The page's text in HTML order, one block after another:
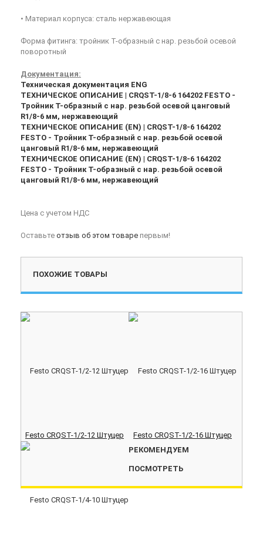
• Материал корпуса: сталь нержавеющая
Форма фитинга: тройник T-образный с нар. резьбой осевой
поворотный
Документация:
Техническая документация ENG
ТЕХНИЧЕСКОЕ ОПИСАНИЕ | CRQST-1/8-6 164202 FESTO -
Тройник T-образный с нар. резьбой осевой цанговый
R1/8-6 мм, нержавеющий
ТЕХНИЧЕСКОЕ ОПИСАНИЕ (EN) | CRQST-1/8-6 164202
FESTO - Тройник T-образный с нар. резьбой осевой
цанговый R1/8-6 мм, нержавеющий
ТЕХНИЧЕСКОЕ ОПИСАНИЕ (EN) | CRQST-1/8-6 164202
FESTO - Тройник T-образный с нар. резьбой осевой
цанговый R1/8-6 мм, нержавеющий
Цена с учетом НДС
Оставьте отзыв об этом товаре первым!
ПОХОЖИЕ ТОВАРЫ
Festo CRQST-1/2-12 Штуцер Festo CRQST-1/2-16 Штуцер
РЕКОМЕНДУЕМ
ПОСМОТРЕТЬ